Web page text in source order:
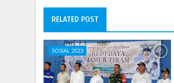
RELATED POST
SOSIAL 2023